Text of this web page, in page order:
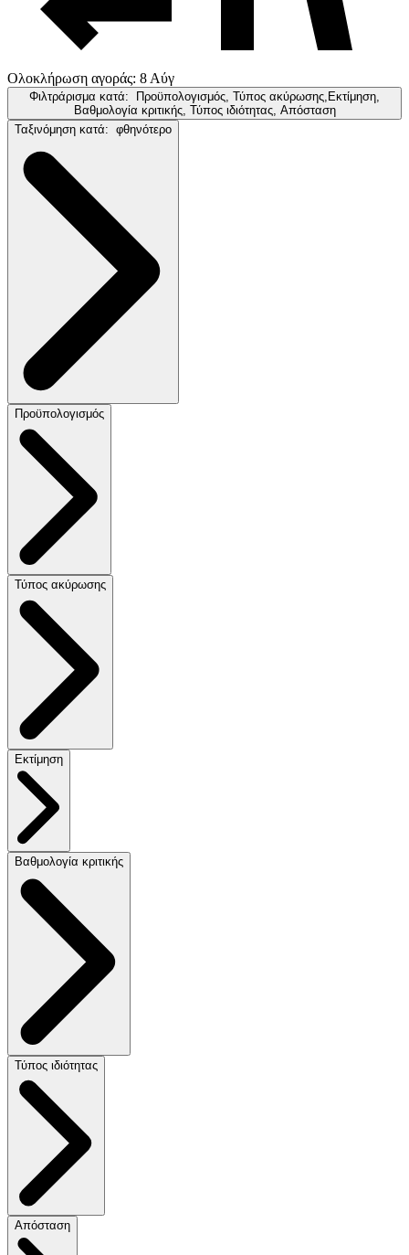
Ολοκλήρωση αγοράς: 8 Αύγ
Φιλτράρισμα κατά:
Προϋπολογισμός, Τύπος ακύρωσης,Εκτίμηση,
Βαθμολογία κριτικής, Τύπος ιδιότητας, Απόσταση
Ταξινόμηση κατά: φθηνότερο
Προϋπολογισμός
Τύπος ακύρωσης
Εκτίμηση
Βαθμολογία κριτικής
Τύπος ιδιότητας
Απόσταση